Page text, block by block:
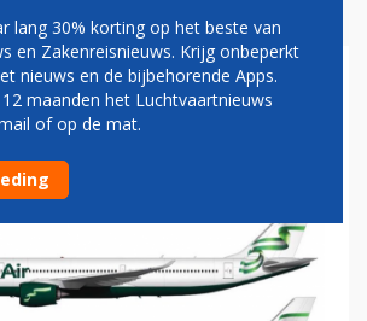
HAALT STREEP
NIGERIA AIR
lang 30% korting op het beste van
en Zakenreisnieuws. Krijg onbeperkt
nieuws en de bijbehorende Apps.
maanden het Luchtvaartnieuws
of op de mat.